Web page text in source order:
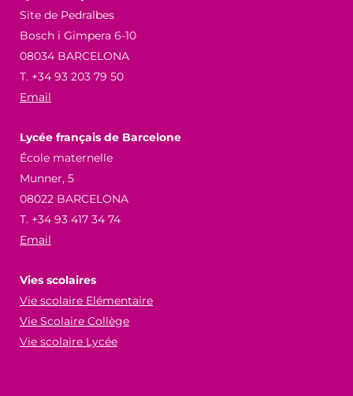
Site de Pedralbes
Bosch i Gimpera 6-10
08034 BARCELONA
T. +34 93 203 79 50
Email
Lycée français de Barcelone
École maternelle
Munner, 5
08022 BARCELONA
T. +34 93 417 34 74
Email
Vies scolaires
Vie scolaire Elémentaire
Vie Scolaire Collège
Vie scolaire Lycée